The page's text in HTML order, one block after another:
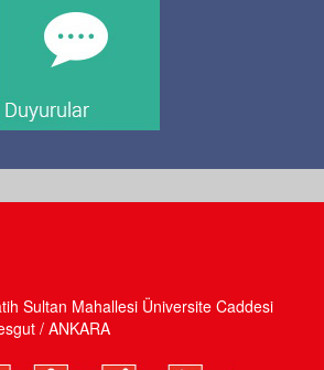
Sultan Mahallesi Üniversite Caddesi
/ ANKARA